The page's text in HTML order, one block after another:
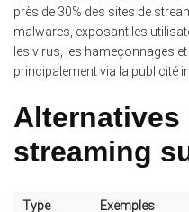
près de 30% des sites de
malwares, exposant les
les virus, les hameçonnages
principalement via la publicité
Alternatives
streaming
Type Exemples